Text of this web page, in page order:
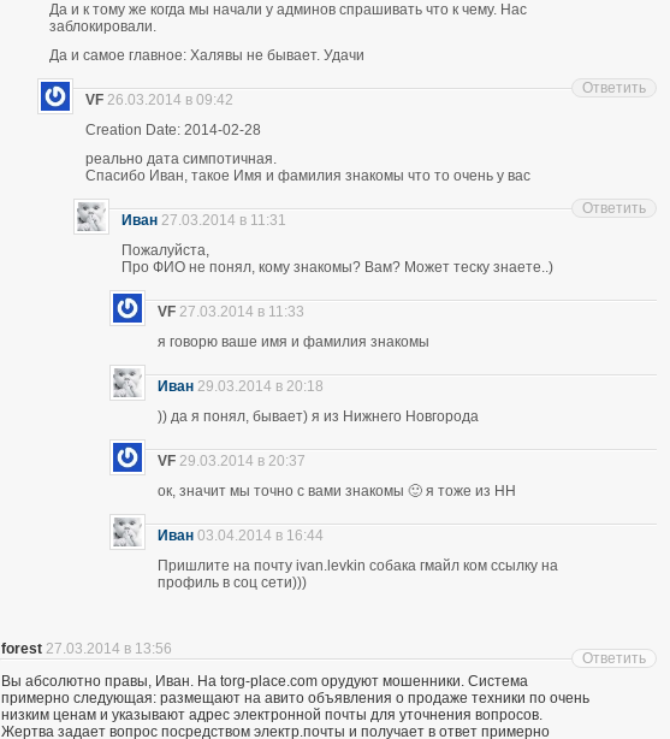
Да и к тому же когда мы начали у админов спрашивать что к чему. Нас
заблокировали.
Да и самое главное: Халявы не бывает. Удачи
VF 26.03.2014 в 09:42
Creation Date: 2014-02-28
реально дата симпотичная.
Спасибо Иван, такое Имя и фамилия знакомы что то очень у вас
Ответить
Иван 27.03.2014 в 11:31
Пожалуйста,
Про ФИО не понял, кому знакомы? Вам? Может теску знаете..)
Ответить
VF 27.03.2014 в 11:33
я говорю ваше имя и фамилия знакомы
Иван 29.03.2014 в 20:18
)) да я понял, бывает) я из Нижнего Новгорода
VF 29.03.2014 в 20:37
ок, значит мы точно с вами знакомы 🙂 я тоже из НН
Иван 03.04.2014 в 16:44
Пришлите на почту ivan.levkin собака гмайл ком ссылку на
профиль в соц сети)))
forest 27.03.2014 в 13:56
Вы абсолютно правы, Иван. На torg-place.com орудуют мошенники. Система
примерно следующая: размещают на авито объявления о продаже техники по очень
низким ценам и указывают адрес электронной почты для уточнения вопросов.
Жертва задает вопрос посредством электр.почты и получает в ответ примерно
Ответить